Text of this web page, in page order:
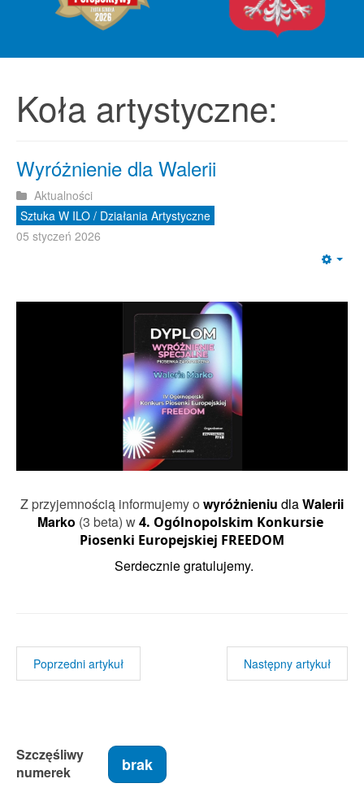
Koła artystyczne:
Wyróżnienie dla Walerii
Aktualności
Sztuka W ILO / Działania Artystyczne
05 styczeń 2026
Z przyjemnością informujemy o wyróżnieniu dlaWalerii
Marko (3 beta) w4. Ogólnopolskim Konkursie
Piosenki Europejskiej FREEDOM
Serdecznie gratulujemy.
Poprzedni artykuł Następny artykuł
Szczęśliwy
numerek
brak